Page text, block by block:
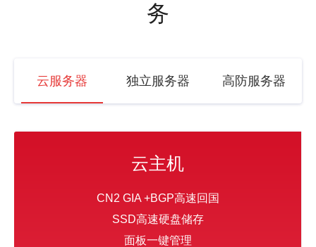
务
云服务器 独立服务器 高防服务器
云主机
CN2 GIA +BGP高速回国
SSD高速硬盘储存
面板一键管理